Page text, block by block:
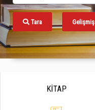
Tara Gelişmiş
KİTAP